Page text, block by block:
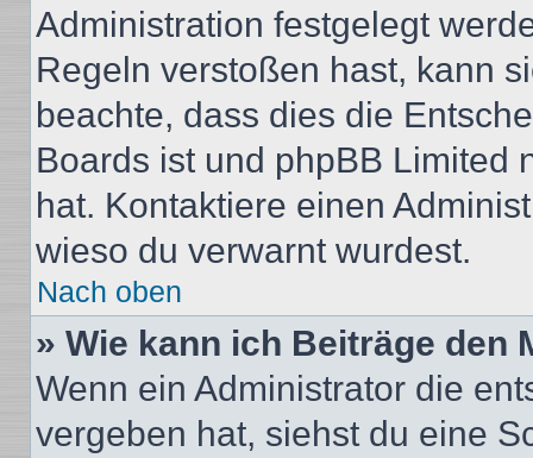
Administration festgelegt
Regeln verstoßen hast, kann
beachte, dass dies die
Boards ist und phpBB Limited
hat. Kontaktiere einen
wieso du verwarnt wurdest.
Nach oben
» Wie kann ich Beiträge den
Wenn ein Administrator die
vergeben hat, siehst du eine